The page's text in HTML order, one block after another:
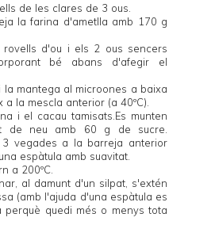
de les clares de 3 ous.
la farina d'ametlla amb 170 g
rovells d'ou i els 2 ous sencers
bé abans d'afegir el
la mantega al microones a baixa
la mescla anterior (a 40ºC).
i el cacau tamisats.Es munten
de neu amb 60 g de sucre.
3 vegades a la barreja anterior
espàtula amb suavitat.
a 200ºC.
al damunt d'un silpat, s'extén
(amb l'ajuda d'una espàtula es
perquè quedi més o menys tota